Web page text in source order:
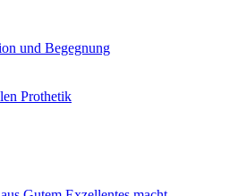
und Begegnung
Prothetik